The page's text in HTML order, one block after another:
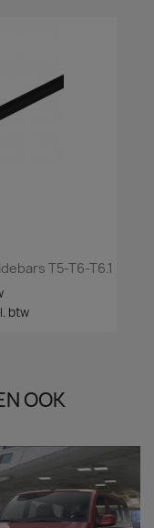
T5-T6-T6.1
btw
OOK